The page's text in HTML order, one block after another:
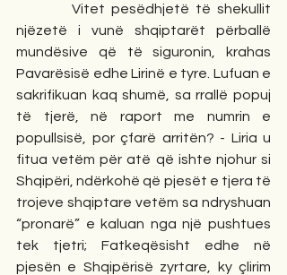
         Vitet pesëdhjetë të shekullit
njëzetë i vunë shqiptarët përballë
mundësive që të siguronin, krahas
Pavarësisë edhe Lirinë e tyre. Lufuan e
sakrifikuan kaq shumë, sa rrallë popuj
të tjerë, në raport me numrin e
popullsisë, por çfarë arritën? - Liria u
fitua vetëm për atë që ishte njohur si
Shqipëri, ndërkohë që pjesët e tjera të
trojeve shqiptare vetëm sa ndryshuan
“pronarë” e kaluan nga një pushtues
tek tjetri; Fatkeqësisht edhe në
pjesën e Shqipërisë zyrtare, ky çlirim